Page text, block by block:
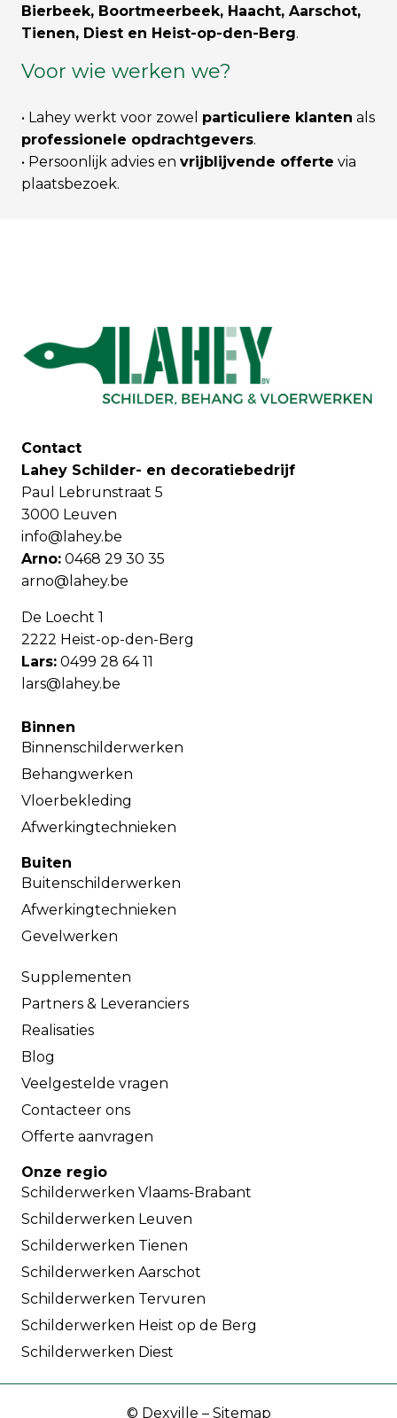
Bierbeek, Boortmeerbeek, Haacht, Aarschot,
Tienen, Diest en Heist-op-den-Berg.
Voor wie werken we?
• Lahey werkt voor zowel particuliere klanten als
professionele opdrachtgevers.
• Persoonlijk advies en vrijblijvende offerte via
plaatsbezoek.
Contact
Lahey Schilder- en decoratiebedrijf
Paul Lebrunstraat 5
3000 Leuven
info@lahey.be
Arno: 0468 29 30 35
arno@lahey.be
De Loecht 1
2222 Heist-op-den-Berg
Lars: 0499 28 64 11
lars@lahey.be
Binnen
Binnenschilderwerken
Behangwerken
Vloerbekleding
Afwerkingtechnieken
Buiten
Buitenschilderwerken
Afwerkingtechnieken
Gevelwerken
Supplementen
Partners & Leveranciers
Realisaties
Blog
Veelgestelde vragen
Contacteer ons
Offerte aanvragen
Onze regio
Schilderwerken Vlaams-Brabant
Schilderwerken Leuven
Schilderwerken Tienen
Schilderwerken Aarschot
Schilderwerken Tervuren
Schilderwerken Heist op de Berg
Schilderwerken Diest
© Dexville – Sitemap